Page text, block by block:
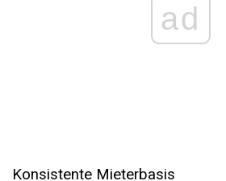
ad
Konsistente Mieterbasis